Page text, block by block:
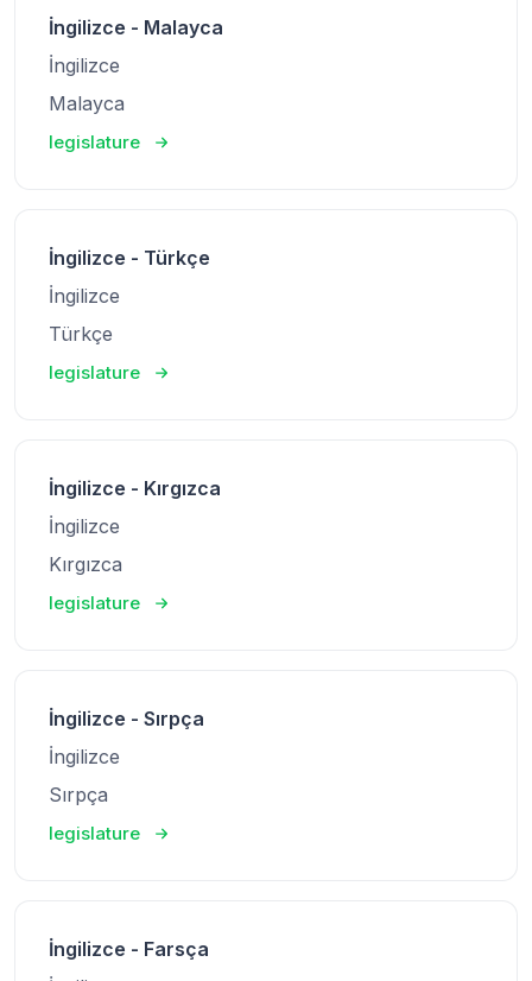
İngilizce - Malayca
İngilizce
Malayca
legislature
İngilizce - Türkçe
İngilizce
Türkçe
legislature
İngilizce - Kırgızca
İngilizce
Kırgızca
legislature
İngilizce - Sırpça
İngilizce
Sırpça
legislature
İngilizce - Farsça